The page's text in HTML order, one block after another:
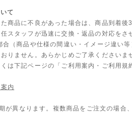
て
商品に不良があった場合は、商品到着後
スタッフが迅速に交換・返品の対応をさ
（商品や仕様の間違い・イメージ違い等
りません。あらかじめご了承くださいま
は下記ページの「ご利用案内・ご利用規
内
が異なります。複数商品をご注文の場合